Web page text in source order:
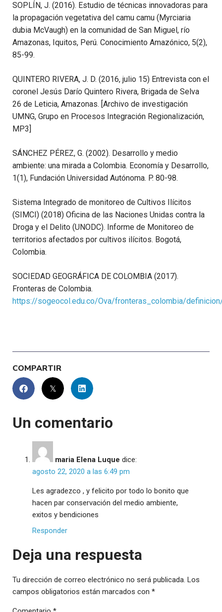
SOPLÍN, J. (2016). Estudio de técnicas innovadoras para
la propagación vegetativa del camu camu (Myrciaria
dubia McVaugh) en la comunidad de San Miguel, río
Amazonas, Iquitos, Perú. Conocimiento Amazónico, 5(2),
85-99.
QUINTERO RIVERA, J. D. (2016, julio 15) Entrevista con el
coronel Jesús Darío Quintero Rivera, Brigada de Selva
26 de Leticia, Amazonas. [Archivo de investigación
UMNG, Grupo en Procesos Integración Regionalización,
MP3]
SÁNCHEZ PÉREZ, G. (2002). Desarrollo y medio
ambiente: una mirada a Colombia. Economía y Desarrollo,
1(1), Fundación Universidad Autónoma. P. 80-98.
Sistema Integrado de monitoreo de Cultivos Ilícitos
(SIMCI) (2018) Oficina de las Naciones Unidas contra la
Droga y el Delito (UNODC). Informe de Monitoreo de
territorios afectados por cultivos ilícitos. Bogotá,
Colombia.
SOCIEDAD GEOGRÁFICA DE COLOMBIA (2017).
Fronteras de Colombia.
https://sogeocol.edu.co/Ova/fronteras_colombia/
COMPARTIR
Un comentario
maria Elena Luque dice:
agosto 22, 2020 a las 6:49 pm
Les agradezco , y felicito por todo lo bonito que
hacen par conservación del medio ambiente,
exitos y bendiciones
Responder
Deja una respuesta
Tu dirección de correo electrónico no será publicada. Los
campos obligatorios están marcados con *